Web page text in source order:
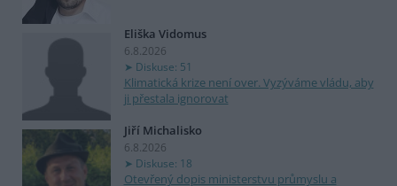
Eliška Vidomus
6.8.2026
Diskuse: 51
Klimatická krize není over. Vyzýváme vládu, aby
ji přestala ignorovat
Jiří Michalisko
6.8.2026
Diskuse: 18
Otevřený dopis ministerstvu průmyslu a